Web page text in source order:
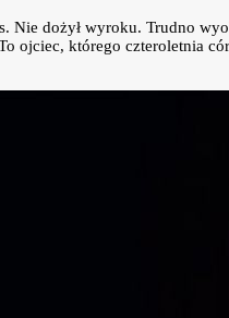
dożył wyroku. Trudno
ojciec, którego czteroletnia